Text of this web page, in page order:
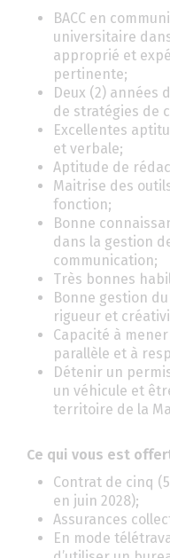
BACC en
universitaire
approprié et
pertinente;
Deux (2) années
de stratégies de
Excellentes
et verbale;
Aptitude de
Maitrise des
fonction;
Bonne
dans la gestion
communication;
Très bonnes
Bonne gestion
rigueur et
Capacité à
parallèle et à
Détenir un
un véhicule et
territoire de la
Ce qui vous est
Contrat de cinq
en juin 2028);
Assurances
En mode